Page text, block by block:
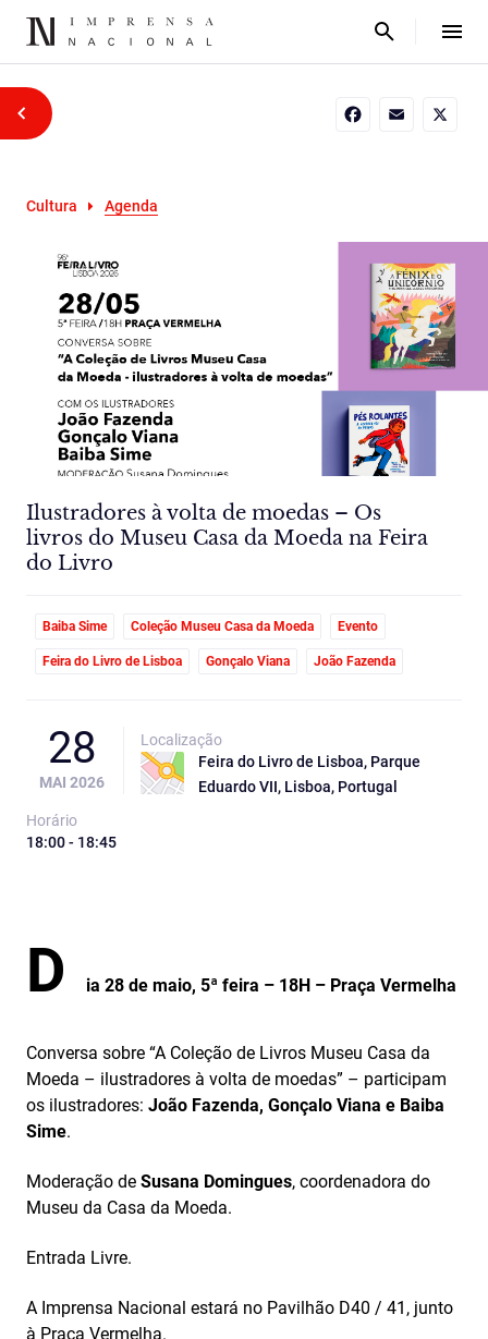
Cultura Agenda
Ilustradores à volta de moedas – Os
livros do Museu Casa da Moeda na Feira
do Livro
Baiba Sime Coleção Museu Casa da Moeda Evento
Feira do Livro de Lisboa Gonçalo Viana João Fazenda
28
MAI 2026
Localização
Feira do Livro de Lisboa, Parque
Eduardo VII, Lisboa, Portugal
Horário
18:00 - 18:45
D ia 28 de maio, 5ª feira – 18H – Praça Vermelha
Conversa sobre “A Coleção de Livros Museu Casa da
Moeda – ilustradores à volta de moedas” – participam
os ilustradores: João Fazenda, Gonçalo Viana e Baiba
Sime.
Moderação de Susana Domingues, coordenadora do
Museu da Casa da Moeda.
Entrada Livre.
A Imprensa Nacional estará no Pavilhão D40 / 41, junto
à Praça Vermelha.